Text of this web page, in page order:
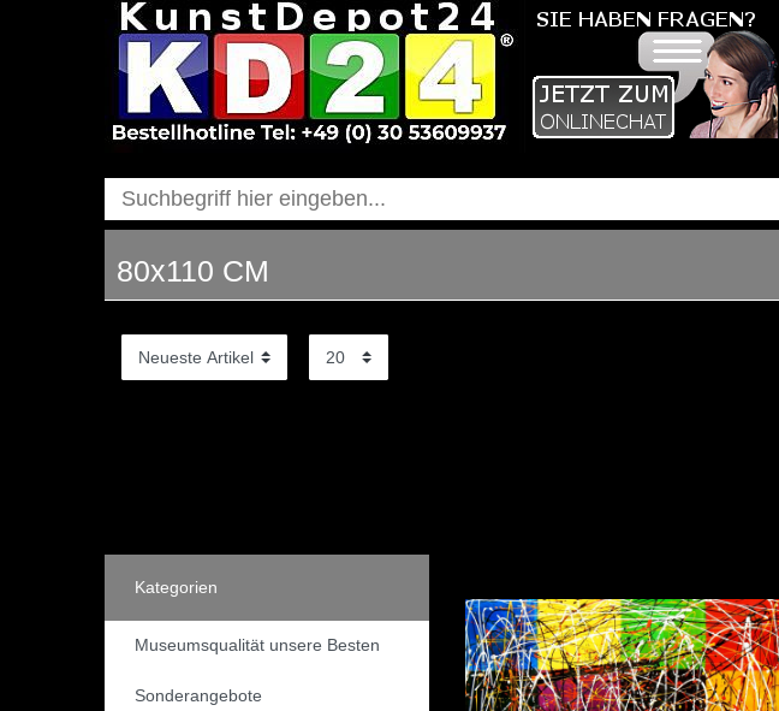
80x110 CM
Kategorien
Museumsqualität unsere Besten
Sonderangebote